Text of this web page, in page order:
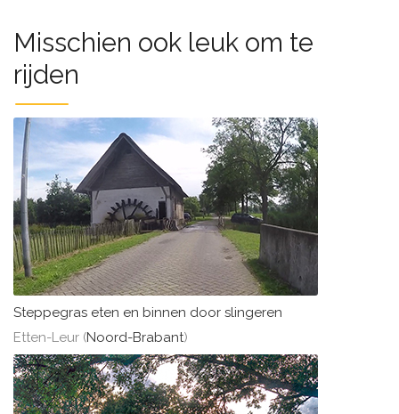
Misschien ook leuk om te
rijden
Steppegras eten en binnen door slingeren
Etten-Leur (Noord-Brabant)